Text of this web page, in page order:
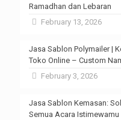
Ramadhan dan Lebaran
February 13, 2026
Jasa Sablon Polymailer |
Toko Online – Custom
February 3, 2026
Jasa Sablon Kemasan:
Semua Acara Istimewamu